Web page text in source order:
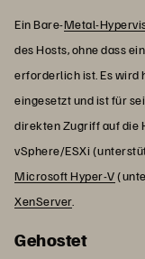
Ein Bare-Metal-
des Hosts, ohne dass
erforderlich ist. Es wird
eingesetzt und ist für
direkten Zugriff auf die
vSphere/ESXi
Microsoft Hyper-V
XenServer.
Gehostet